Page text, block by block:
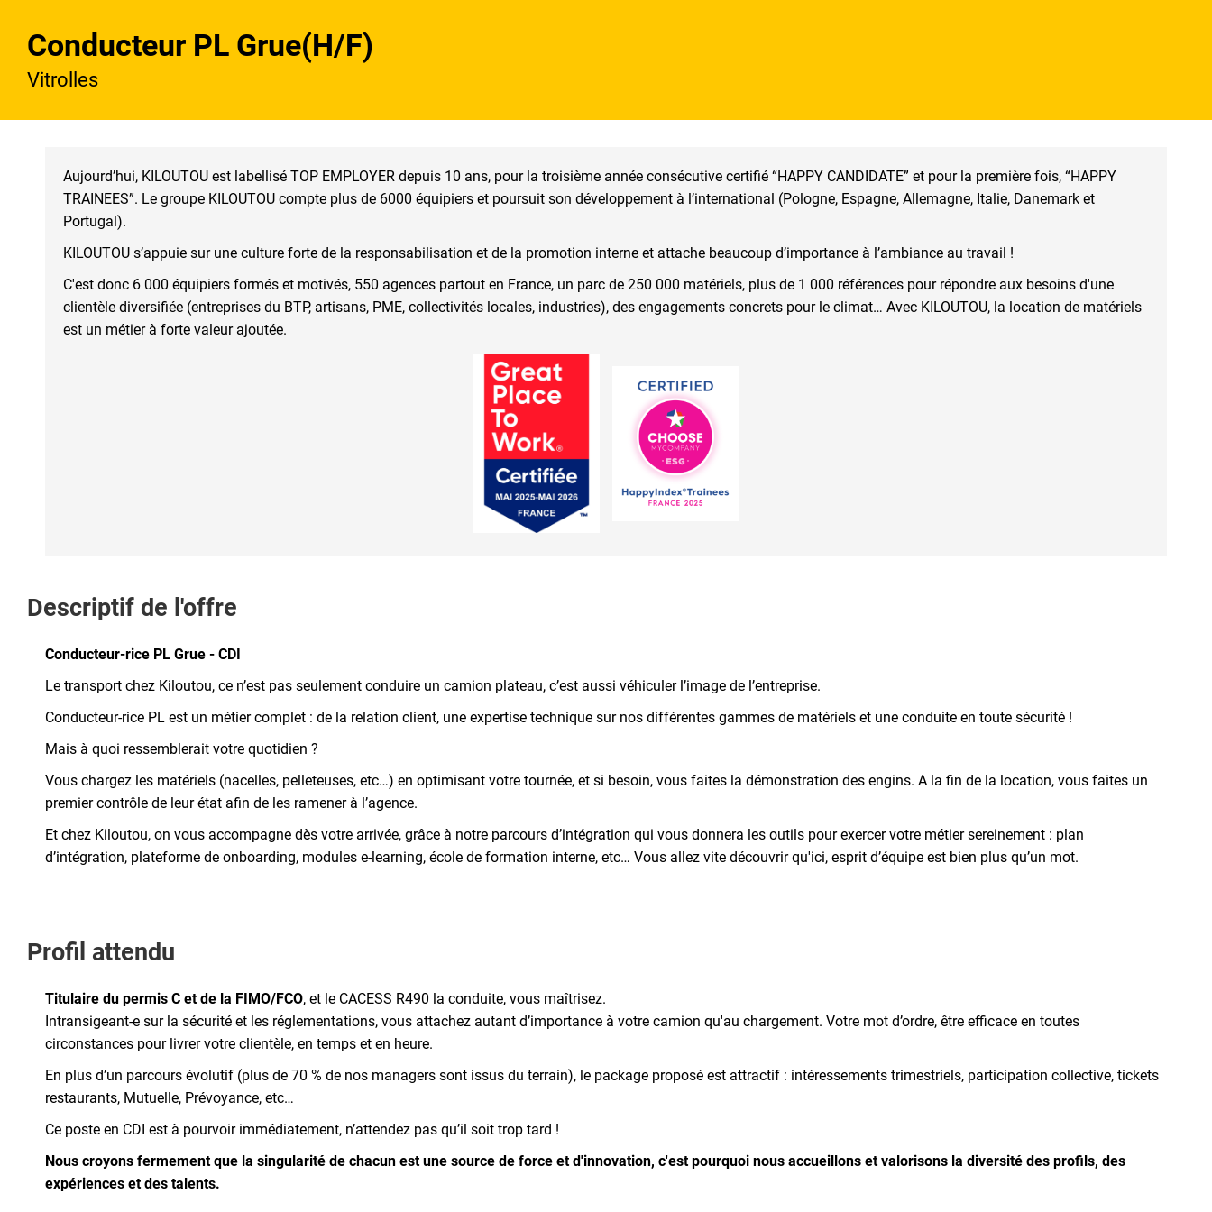
Conducteur PL Grue(H/F)
Vitrolles
Aujourd’hui, KILOUTOU est labellisé TOP EMPLOYER depuis 10 ans, pour la troisième année consécutive certifié “HAPPY CANDIDATE” et pour la première fois, “HAPPY
TRAINEES”. Le groupe KILOUTOU compte plus de 6000 équipiers et poursuit son développement à l’international (Pologne, Espagne, Allemagne, Italie, Danemark et
Portugal).
KILOUTOU s’appuie sur une culture forte de la responsabilisation et de la promotion interne et attache beaucoup d’importance à l’ambiance au travail !
C'est donc 6 000 équipiers formés et motivés, 550 agences partout en France, un parc de 250 000 matériels, plus de 1 000 références pour répondre aux besoins d'une
clientèle diversifiée (entreprises du BTP, artisans, PME, collectivités locales, industries), des engagements concrets pour le climat… Avec KILOUTOU, la location de matériels
est un métier à forte valeur ajoutée.
Descriptif de l'offre
Conducteur-rice PL Grue - CDI
Le transport chez Kiloutou, ce n’est pas seulement conduire un camion plateau, c’est aussi véhiculer l’image de l’entreprise.
Conducteur-rice PL est un métier complet : de la relation client, une expertise technique sur nos différentes gammes de matériels et une conduite en toute sécurité !
Mais à quoi ressemblerait votre quotidien ?
Vous chargez les matériels (nacelles, pelleteuses, etc…) en optimisant votre tournée, et si besoin, vous faites la démonstration des engins. A la fin de la location, vous faites un
premier contrôle de leur état afin de les ramener à l’agence.
Et chez Kiloutou, on vous accompagne dès votre arrivée, grâce à notre parcours d’intégration qui vous donnera les outils pour exercer votre métier sereinement : plan
d’intégration, plateforme de onboarding, modules e-learning, école de formation interne, etc… Vous allez vite découvrir qu'ici, esprit d’équipe est bien plus qu’un mot.
Profil attendu
Titulaire du permis C et de la FIMO/FCO, et le CACESS R490 la conduite, vous maîtrisez.
Intransigeant-e sur la sécurité et les réglementations, vous attachez autant d’importance à votre camion qu'au chargement. Votre mot d’ordre, être efficace en toutes
circonstances pour livrer votre clientèle, en temps et en heure.
En plus d’un parcours évolutif (plus de 70 % de nos managers sont issus du terrain), le package proposé est attractif : intéressements trimestriels, participation collective, tickets
restaurants, Mutuelle, Prévoyance, etc…
Ce poste en CDI est à pourvoir immédiatement, n’attendez pas qu’il soit trop tard !
Nous croyons fermement que la singularité de chacun est une source de force et d'innovation, c'est pourquoi nous accueillons et valorisons la diversité des profils, des
expériences et des talents.